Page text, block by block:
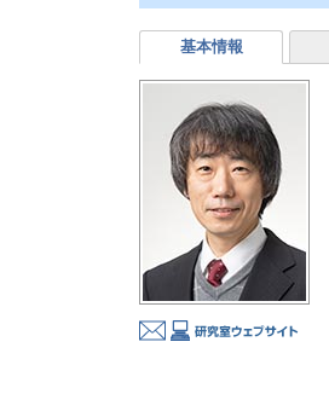
基本情報